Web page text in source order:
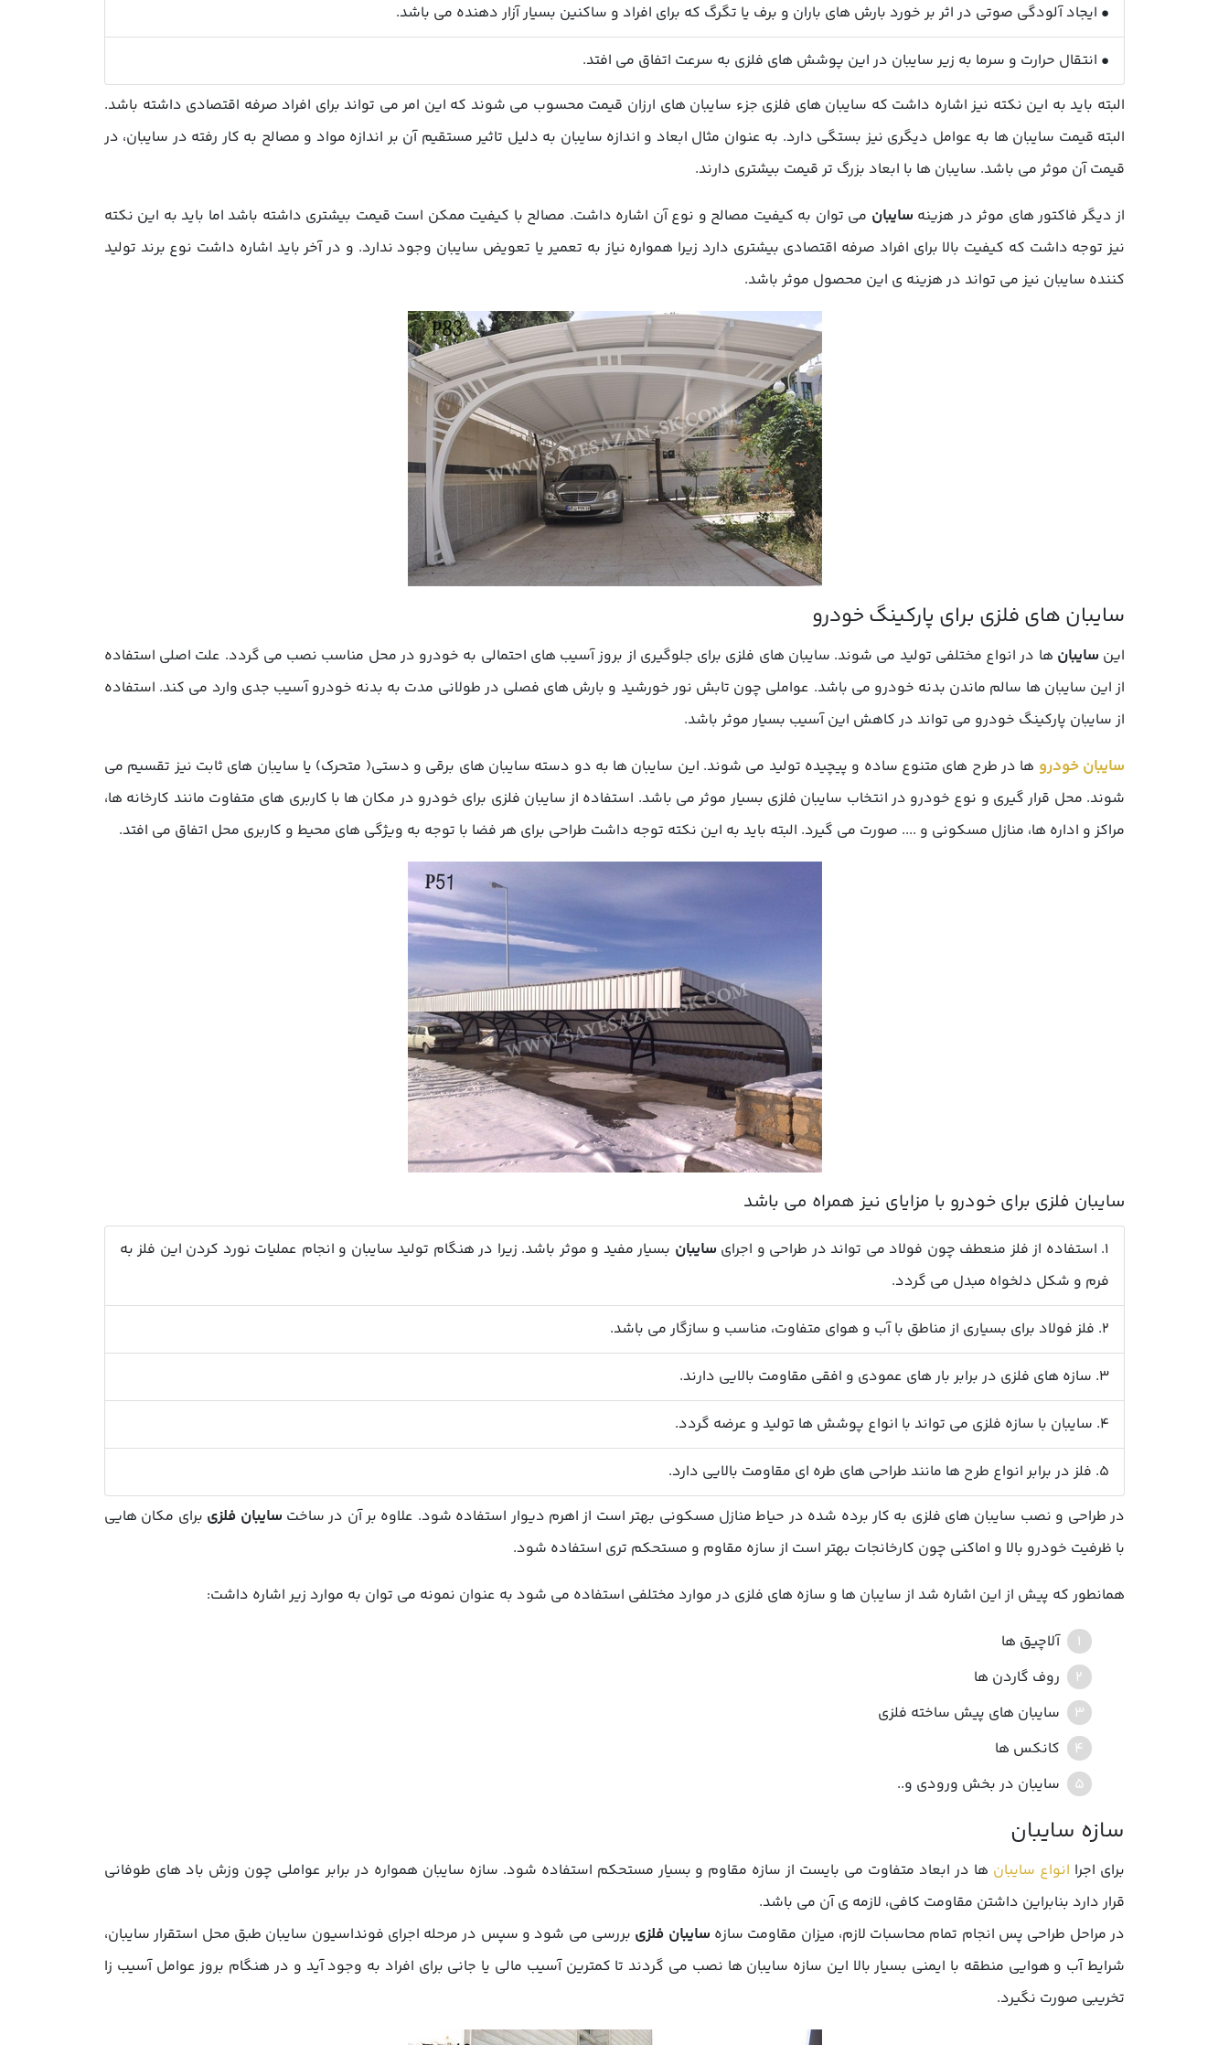
• ایجاد آلودگی صوتی در اثر بر خورد بارش های باران و برف یا تگرگ که برای افراد و ساکنین بسیار آزار دهنده می باشد.
• انتقال حرارت و سرما به زیر سایبان در این پوشش های فلزی به سرعت اتفاق می افتد.
البته باید به این نکته نیز اشاره داشت که سایبان های فلزی جزء سایبان های ارزان قیمت محسوب می شوند که این امر می تواند برای افراد صرفه اقتصادی داشته باشد.
البته قیمت سایبان ها به عوامل دیگری نیز بستگی دارد. به عنوان مثال ابعاد و اندازه سایبان به دلیل تاثیر مستقیم آن بر اندازه مواد و مصالح به کار رفته در سایبان، در
قیمت آن موثر می باشد. سایبان ها با ابعاد بزرگ تر قیمت بیشتری دارند.
از دیگر فاکتور های موثر در هزینه سایبان می توان به کیفیت مصالح و نوع آن اشاره داشت. مصالح با کیفیت ممکن است قیمت بیشتری داشته باشد اما باید به این نکته
نیز توجه داشت که کیفیت بالا برای افراد صرفه اقتصادی بیشتری دارد زیرا همواره نیاز به تعمیر یا تعویض سایبان وجود ندارد. و در آخر باید اشاره داشت نوع برند تولید
کننده سایبان نیز می تواند در هزینه ی این محصول موثر باشد.
این سایبان ها در انواع مختلفی تولید می شوند. سایبان های فلزی برای جلوگیری از بروز آسیب های احتمالی به خودرو در محل مناسب نصب می گردد. علت اصلی استفاده
از این سایبان ها سالم ماندن بدنه خودرو می باشد. عواملی چون تابش نور خورشید و بارش های فصلی در طولانی مدت به بدنه خودرو آسیب جدی وارد می کند. استفاده
از سایبان پارکینگ خودرو می تواند در کاهش این آسیب بسیار موثر باشد.
سایبان خودرو ها در طرح های متنوع ساده و پیچیده تولید می شوند. این سایبان ها به دو دسته سایبان های برقی و دستی( متحرک) یا سایبان های ثابت نیز تقسیم می
شوند. محل قرار گیری و نوع خودرو در انتخاب سایبان فلزی بسیار موثر می باشد. استفاده از سایبان فلزی برای خودرو در مکان ها با کاربری های متفاوت مانند کارخانه ها،
مراکز و اداره ها، منازل مسکونی و .... صورت می گیرد. البته باید به این نکته توجه داشت طراحی برای هر فضا با توجه به ویژگی های محیط و کاربری محل اتفاق می افتد.
1. استفاده از فلز منعطف چون فولاد می تواند در طراحی و اجرای سایبان بسیار مفید و موثر باشد. زیرا در هنگام تولید سایبان و انجام عملیات نورد کردن این فلز به
فرم و شکل دلخواه مبدل می گردد.
2. فلز فولاد برای بسیاری از مناطق با آب و هوای متفاوت، مناسب و سازگار می باشد.
3. سازه های فلزی در برابر بار های عمودی و افقی مقاومت بالایی دارند.
4. سایبان با سازه فلزی می تواند با انواع پوشش ها تولید و عرضه گردد.
5. فلز در برابر انواع طرح ها مانند طراحی های طره ای مقاومت بالایی دارد.
در طراحی و نصب سایبان های فلزی به کار برده شده در حیاط منازل مسکونی بهتر است از اهرم دیوار استفاده شود. علاوه بر آن در ساخت سایبان فلزی برای مکان هایی
با ظرفیت خودرو بالا و اماکنی چون کارخانجات بهتر است از سازه مقاوم و مستحکم تری استفاده شود.
همانطور که پیش از این اشاره شد از سایبان ها و سازه های فلزی در موارد مختلفی استفاده می شود به عنوان نمونه می توان به موارد زیر اشاره داشت:
آلاچیق ها
روف گاردن ها
سایبان های پیش ساخته فلزی
کانکس ها
سایبان در بخش ورودی و..
برای اجرا انواع سایبان ها در ابعاد متفاوت می بایست از سازه مقاوم و بسیار مستحکم استفاده شود. سازه سایبان همواره در برابر عواملی چون وزش باد های طوفانی
قرار دارد بنابراین داشتن مقاومت کافی، لازمه ی آن می باشد.
در مراحل طراحی پس انجام تمام محاسبات لازم، میزان مقاومت سازه سایبان فلزی بررسی می شود و سپس در مرحله اجرای فونداسیون سایبان طبق محل استقرار سایبان،
شرایط آب و هوایی منطقه با ایمنی بسیار بالا این سازه سایبان ها نصب می گردند تا کمترین آسیب مالی یا جانی برای افراد به وجود آید و در هنگام بروز عوامل آسیب زا
تخریبی صورت نگیرد.